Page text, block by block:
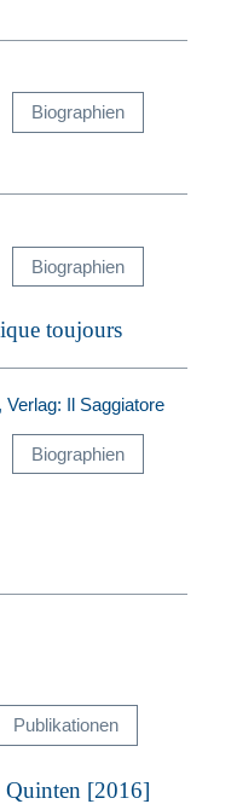
Biographien
Biographien
toujours
Biographien
Publikationen
Quinten [2016]